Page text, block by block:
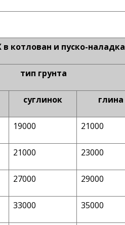
котлован и пуско-наладка
тип грунта
суглинок глина
19000 21000
21000 23000
27000 29000
33000 35000